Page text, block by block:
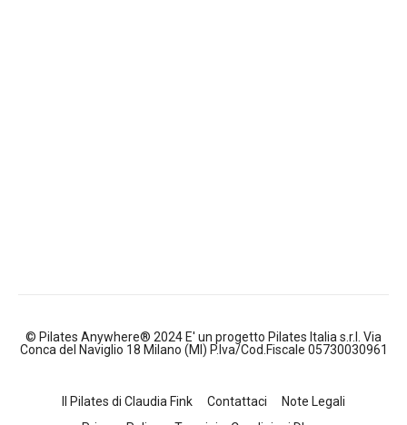
© Pilates Anywhere® 2024 E' un progetto Pilates Italia s.r.l. Via
Conca del Naviglio 18 Milano (MI) P.Iva/Cod.Fiscale 05730030961
Il Pilates di Claudia Fink Contattaci
Note Legali